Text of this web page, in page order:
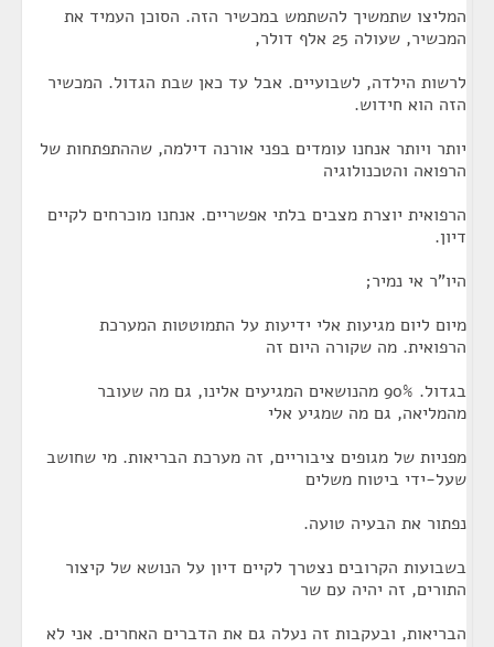
המליצו שתמשיך להשתמש במכשיר הזה. הסוכן העמיד את
המכשיר, שעולה 25 אלף דולר,
לרשות הילדה, לשבועיים. אבל עד כאן שבת הגדול. המכשיר
הזה הוא חידוש.
יותר ויותר אנחנו עומדים בפני אורנה דילמה, שההתפתחות של
הרפואה והטכנולוגיה
הרפואית יוצרת מצבים בלתי אפשריים. אנחנו מוכרחים לקיים
דיון.
היו"ר אי נמיר;
מיום ליום מגיעות אלי ידיעות על התמוטטות המערכת
הרפואית. מה שקורה היום זה
בגדול. 90% מהנושאים המגיעים אלינו, גם מה שעובר
מהמליאה, גם מה שמגיע אלי
מפניות של מגופים ציבוריים, זה מערכת הבריאות. מי שחושב
שעל-ידי ביטוח משלים
נפתור את הבעיה טועה.
בשבועות הקרובים נצטרך לקיים דיון על הנושא של קיצור
התורים, זה יהיה עם שר
הבריאות, ובעקבות זה נעלה גם את הדברים האחרים. אני לא